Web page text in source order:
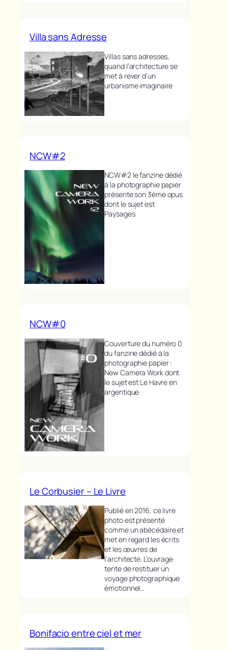
Villa sans Adresse
Villas sans adresses,
quand l’architecture se
met à rever d’un
urbanisme imaginaire
NCW#2
NCW#2 le fanzine dédié
à la photographie papier
présente son 3ème opus
dont le sujet est
Paysages
NCW#0
Couverture du numéro 0
du fanzine dédié à la
photographie papier :
New Camera Work dont
le sujet est Le Havre en
argentique
Le Corbusier – Le Livre
Publié en 2016, ce livre
photo est présenté
comme un abécédaire et
met en regard les écrits
et les œuvres de
l’architecte. L’ouvrage
tente de restituer un
voyage photographique
émotionnel…
Bonifacio entre ciel et mer